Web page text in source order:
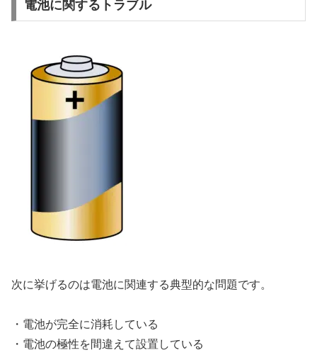
電池に関するトラブル
次に挙げるのは電池に関連する典型的な問題です。
・電池が完全に消耗している
・電池の極性を間違えて設置している